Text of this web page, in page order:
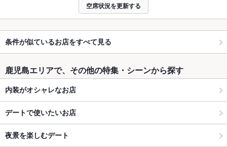
空席状況を更新する
条件が似ているお店をすべて見る
鹿児島エリアで、その他の特集・シーンから探す
内装がオシャレなお店
デートで使いたいお店
夜景を楽しむデート